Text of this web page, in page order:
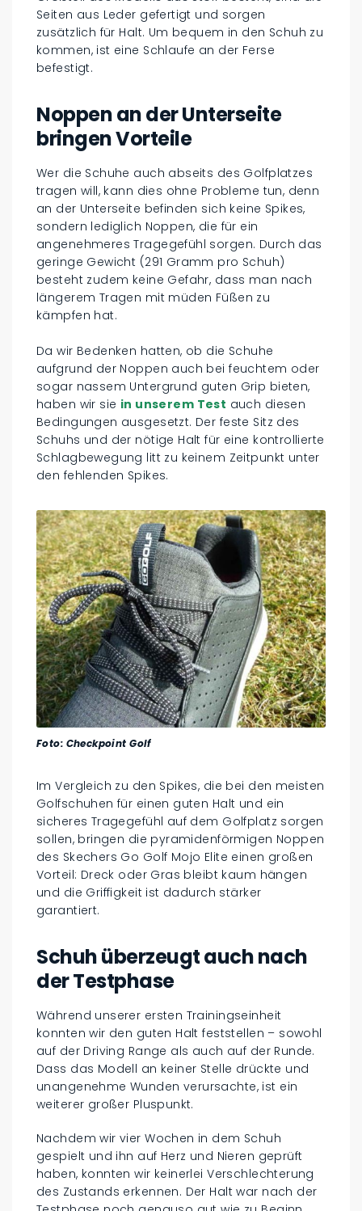
Seiten aus Leder gefertigt und sorgen
zusätzlich für Halt. Um bequem in den Schuh zu
kommen, ist eine Schlaufe an der Ferse
befestigt.
Noppen an der Unterseite
bringen Vorteile
Wer die Schuhe auch abseits des Golfplatzes
tragen will, kann dies ohne Probleme tun, denn
an der Unterseite befinden sich keine Spikes,
sondern lediglich Noppen, die für ein
angenehmeres Tragegefühl sorgen. Durch das
geringe Gewicht (291 Gramm pro Schuh)
besteht zudem keine Gefahr, dass man nach
längerem Tragen mit müden Füßen zu
kämpfen hat.
Da wir Bedenken hatten, ob die Schuhe
aufgrund der Noppen auch bei feuchtem oder
sogar nassem Untergrund guten Grip bieten,
haben wir sie in unserem Test auch diesen
Bedingungen ausgesetzt. Der feste Sitz des
Schuhs und der nötige Halt für eine kontrollierte
Schlagbewegung litt zu keinem Zeitpunkt unter
den fehlenden Spikes.
Foto: Checkpoint Golf
Im Vergleich zu den Spikes, die bei den meisten
Golfschuhen für einen guten Halt und ein
sicheres Tragegefühl auf dem Golfplatz sorgen
sollen, bringen die pyramidenförmigen Noppen
des Skechers Go Golf Mojo Elite einen großen
Vorteil: Dreck oder Gras bleibt kaum hängen
und die Griffigkeit ist dadurch stärker
garantiert.
Schuh überzeugt auch nach
der Testphase
Während unserer ersten Trainingseinheit
konnten wir den guten Halt feststellen – sowohl
auf der Driving Range als auch auf der Runde.
Dass das Modell an keiner Stelle drückte und
unangenehme Wunden verursachte, ist ein
weiterer großer Pluspunkt.
Nachdem wir vier Wochen in dem Schuh
gespielt und ihn auf Herz und Nieren geprüft
haben, konnten wir keinerlei Verschlechterung
des Zustands erkennen. Der Halt war nach der